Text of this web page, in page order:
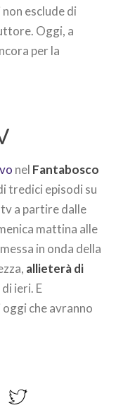
non esclude di
Oggi, a
per la
nel Fantabosco
tredici episodi su
a partire dalle
mattina alle
in onda della
allieterà di
ieri. E
che avranno